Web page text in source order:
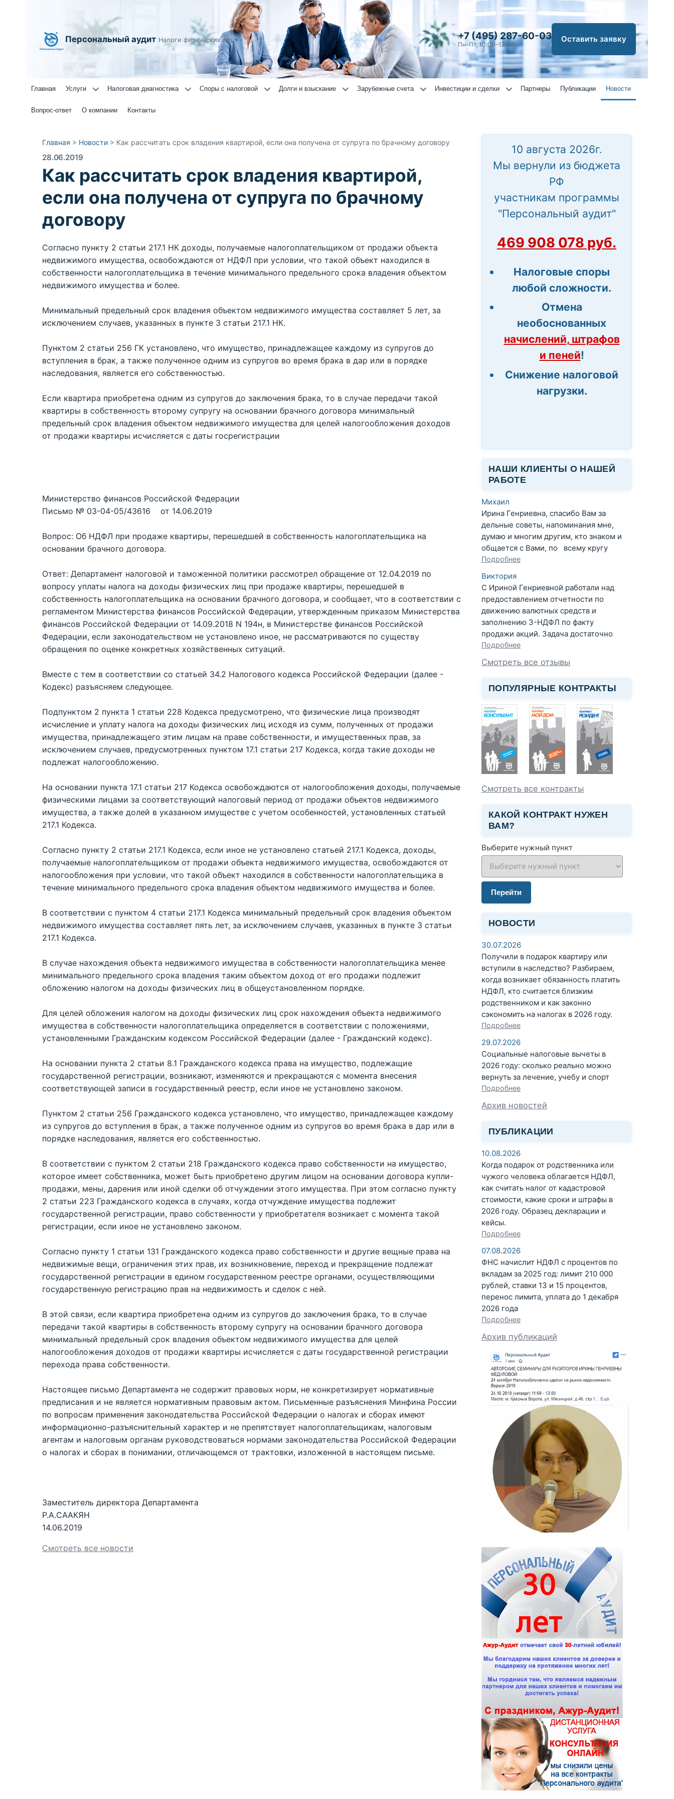
Персональный аудит Налоги физических лиц +7 (495) 287-60-03
Пн–Пт, 10:00–17:00
Оставить заявку
Главная Услуги Налоговая диагностика Споры с налоговой Долги и взыскание Зарубежные счета Инвестиции и сделки Партнеры Публикации Новости
Вопрос-ответ О компании Контакты
Главная > Новости > Как рассчитать срок владения квартирой, если она получена от супруга по брачному договору
28.06.2019
Как рассчитать срок владения квартирой,
если она получена от супруга по брачному
договору
Согласно пункту 2 статьи 217.1 НК доходы, получаемые налогоплательщиком от продажи объекта
недвижимого имущества, освобождаются от НДФЛ при условии, что такой объект находился в
собственности налогоплательщика в течение минимального предельного срока владения объектом
недвижимого имущества и более.
Минимальный предельный срок владения объектом недвижимого имущества составляет 5 лет, за
исключением случаев, указанных в пункте 3 статьи 217.1 НК.
Пунктом 2 статьи 256 ГК установлено, что имущество, принадлежащее каждому из супругов до
вступления в брак, а также полученное одним из супругов во время брака в дар или в порядке
наследования, является его собственностью.
Если квартира приобретена одним из супругов до заключения брака, то в случае передачи такой
квартиры в собственность второму супругу на основании брачного договора минимальный
предельный срок владения объектом недвижимого имущества для целей налогообложения доходов
от продажи квартиры исчисляется с даты госрегистрации
Министерство финансов Российской Федерации
Письмо № 03-04-05/43616 от 14.06.2019
Вопрос: Об НДФЛ при продаже квартиры, перешедшей в собственность налогоплательщика на
основании брачного договора.
Ответ: Департамент налоговой и таможенной политики рассмотрел обращение от 12.04.2019 по
вопросу уплаты налога на доходы физических лиц при продаже квартиры, перешедшей в
собственность налогоплательщика на основании брачного договора, и сообщает, что в соответствии с
регламентом Министерства финансов Российской Федерации, утвержденным приказом Министерства
финансов Российской Федерации от 14.09.2018 N 194н, в Министерстве финансов Российской
Федерации, если законодательством не установлено иное, не рассматриваются по существу
обращения по оценке конкретных хозяйственных ситуаций.
Вместе с тем в соответствии со статьей 34.2 Налогового кодекса Российской Федерации (далее -
Кодекс) разъясняем следующее.
Подпунктом 2 пункта 1 статьи 228 Кодекса предусмотрено, что физические лица производят
исчисление и уплату налога на доходы физических лиц исходя из сумм, полученных от продажи
имущества, принадлежащего этим лицам на праве собственности, и имущественных прав, за
исключением случаев, предусмотренных пунктом 17.1 статьи 217 Кодекса, когда такие доходы не
подлежат налогообложению.
На основании пункта 17.1 статьи 217 Кодекса освобождаются от налогообложения доходы, получаемые
физическими лицами за соответствующий налоговый период от продажи объектов недвижимого
имущества, а также долей в указанном имуществе с учетом особенностей, установленных статьей
217.1 Кодекса.
Согласно пункту 2 статьи 217.1 Кодекса, если иное не установлено статьей 217.1 Кодекса, доходы,
получаемые налогоплательщиком от продажи объекта недвижимого имущества, освобождаются от
налогообложения при условии, что такой объект находился в собственности налогоплательщика в
течение минимального предельного срока владения объектом недвижимого имущества и более.
В соответствии с пунктом 4 статьи 217.1 Кодекса минимальный предельный срок владения объектом
недвижимого имущества составляет пять лет, за исключением случаев, указанных в пункте 3 статьи
217.1 Кодекса.
В случае нахождения объекта недвижимого имущества в собственности налогоплательщика менее
минимального предельного срока владения таким объектом доход от его продажи подлежит
обложению налогом на доходы физических лиц в общеустановленном порядке.
Для целей обложения налогом на доходы физических лиц срок нахождения объекта недвижимого
имущества в собственности налогоплательщика определяется в соответствии с положениями,
установленными Гражданским кодексом Российской Федерации (далее - Гражданский кодекс).
На основании пункта 2 статьи 8.1 Гражданского кодекса права на имущество, подлежащие
государственной регистрации, возникают, изменяются и прекращаются с момента внесения
соответствующей записи в государственный реестр, если иное не установлено законом.
Пунктом 2 статьи 256 Гражданского кодекса установлено, что имущество, принадлежащее каждому
из супругов до вступления в брак, а также полученное одним из супругов во время брака в дар или в
порядке наследования, является его собственностью.
В соответствии с пунктом 2 статьи 218 Гражданского кодекса право собственности на имущество,
которое имеет собственника, может быть приобретено другим лицом на основании договора купли-
продажи, мены, дарения или иной сделки об отчуждении этого имущества. При этом согласно пункту
2 статьи 223 Гражданского кодекса в случаях, когда отчуждение имущества подлежит
государственной регистрации, право собственности у приобретателя возникает с момента такой
регистрации, если иное не установлено законом.
Согласно пункту 1 статьи 131 Гражданского кодекса право собственности и другие вещные права на
недвижимые вещи, ограничения этих прав, их возникновение, переход и прекращение подлежат
государственной регистрации в едином государственном реестре органами, осуществляющими
государственную регистрацию прав на недвижимость и сделок с ней.
В этой связи, если квартира приобретена одним из супругов до заключения брака, то в случае
передачи такой квартиры в собственность второму супругу на основании брачного договора
минимальный предельный срок владения объектом недвижимого имущества для целей
налогообложения доходов от продажи квартиры исчисляется с даты государственной регистрации
перехода права собственности.
Настоящее письмо Департамента не содержит правовых норм, не конкретизирует нормативные
предписания и не является нормативным правовым актом. Письменные разъяснения Минфина России
по вопросам применения законодательства Российской Федерации о налогах и сборах имеют
информационно-разъяснительный характер и не препятствует налогоплательщикам, налоговым
агентам и налоговым органам руководствоваться нормами законодательства Российской Федерации
о налогах и сборах в понимании, отличающемся от трактовки, изложенной в настоящем письме.
Заместитель директора Департамента
Р.А.СААКЯН
14.06.2019
Смотреть все новости
10 августа 2026г.
Мы вернули из бюджета
РФ
участникам программы
"Персональный аудит"
469 908 078 руб.
Налоговые споры
любой сложности.
Отмена
необоснованных
начислений, штрафов
и пеней!
Снижение налоговой
нагрузки.
НАШИ КЛИЕНТЫ О НАШЕЙ
РАБОТЕ
Михаил
Ирина Генриевна, спасибо Вам за
дельные советы, напоминания мне,
думаю и многим другим, кто знаком и
общается с Вами, по всему кругу
Подробнее
Виктория
С Ириной Генриевной работали над
предоставлением отчетности по
движению валютных средств и
заполнению 3-НДФЛ по факту
продажи акций. Задача достаточно
Подробнее
Смотреть все отзывы
ПОПУЛЯРНЫЕ КОНТРАКТЫ
Смотреть все контракты
КАКОЙ КОНТРАКТ НУЖЕН
ВАМ?
Выберите нужный пункт
Перейти
НОВОСТИ
30.07.2026
Получили в подарок квартиру или
вступили в наследство? Разбираем,
когда возникает обязанность платить
НДФЛ, кто считается близким
родственником и как законно
сэкономить на налогах в 2026 году.
Подробнее
29.07.2026
Социальные налоговые вычеты в
2026 году: сколько реально можно
вернуть за лечение, учебу и спорт
Подробнее
Архив новостей
ПУБЛИКАЦИИ
10.08.2026
Когда подарок от родственника или
чужого человека облагается НДФЛ,
как считать налог от кадастровой
стоимости, какие сроки и штрафы в
2026 году. Образец декларации и
кейсы.
Подробнее
07.08.2026
ФНС начислит НДФЛ с процентов по
вкладам за 2025 год: лимит 210 000
рублей, ставки 13 и 15 процентов,
перенос лимита, уплата до 1 декабря
2026 года
Подробнее
Архив публикаций